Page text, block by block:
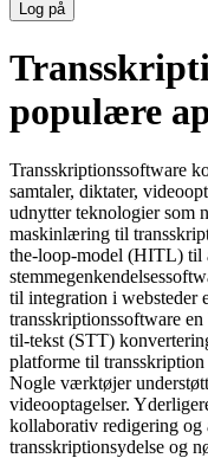
Log på
populære
Transskriptionssoftware
samtaler, diktater,
udnytter teknologier som
maskinlæring til
the-loop-model (HITL) til
til integration i websteder
transskriptionssoftware
til-tekst (STT)
platforme til
Nogle værktøjer
videooptagelser.
kollaborativ redigering og
transskriptionsydelse og